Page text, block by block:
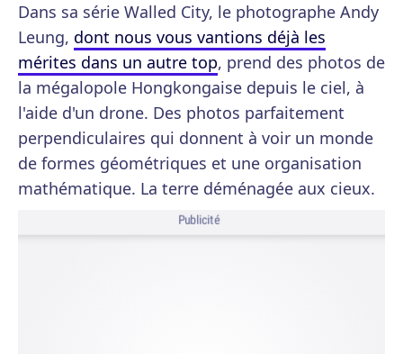
Dans sa série Walled City, le photographe Andy
Leung, dont nous vous vantions déjà les
mérites dans un autre top, prend des photos de
la mégalopole Hongkongaise depuis le ciel, à
l'aide d'un drone. Des photos parfaitement
perpendiculaires qui donnent à voir un monde
de formes géométriques et une organisation
mathématique. La terre déménagée aux cieux.
Publicité